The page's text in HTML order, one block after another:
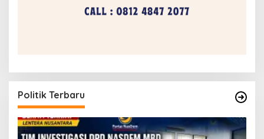
Politik Terbaru